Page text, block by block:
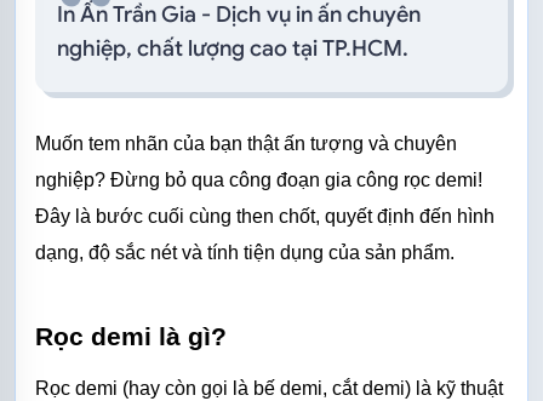
In Ấn Trần Gia - Dịch vụ in ấn chuyên
nghiệp, chất lượng cao tại TP.HCM.
Muốn tem nhãn của bạn thật ấn tượng và chuyên
nghiệp? Đừng bỏ qua công đoạn gia công rọc demi!
Đây là bước cuối cùng then chốt, quyết định đến hình
dạng, độ sắc nét và tính tiện dụng của sản phẩm.
Rọc demi là gì?
Rọc demi (hay còn gọi là bế demi, cắt demi) là kỹ thuật